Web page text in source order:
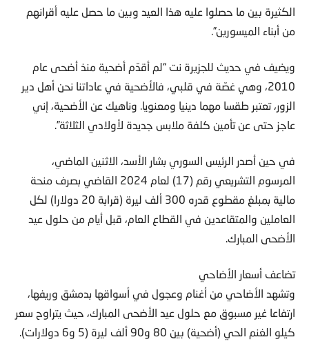
الكثيرة بين ما حصلوا عليه هذا العيد وبين ما حصل عليه أقرانهم
من أبناء الميسورين”.
ويضيف في حديث للجزيرة نت “لم أقدّم أضحية منذ أضحى عام
2010، وهي غصّة في قلبي، فالأضحية في عاداتنا نحن أهل دير
الزور، تعتبر طقسا مهما دينيا ومعنويا. وناهيك عن الأضحية، إني
عاجز حتى عن تأمين كلفة ملابس جديدة لأولادي الثلاثة”.
في حين أصدر الرئيس السوري بشار الأسد، الاثنين الماضي،
المرسوم التشريعي رقم (17) لعام 2024 القاضي بصرف منحة
مالية بمبلغ مقطوع قدره 300 ألف ليرة (قرابة 20 دولارا) لكل
العاملين والمتقاعدين في القطاع العام، قبل أيام من حلول عيد
الأضحى المبارك.
تضاعف أسعار الأضاحي
وتشهد الأضاحي من أغنام وعجول في أسواقها بدمشق وريفها،
ارتفاعا غير مسبوق مع حلول عيد الأضحى المبارك، حيث يتراوح سعر
كيلو الغنم الحي (أضحية) بين 80 و90 ألف ليرة (5 و6 دولارات).